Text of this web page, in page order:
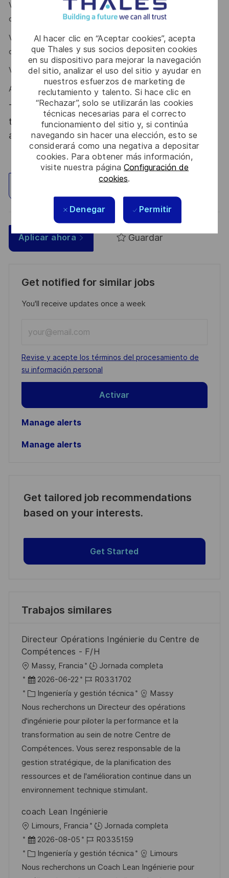
Al hacer clic en “Aceptar cookies”, acepta
que Thales y sus socios depositen cookies
en su dispositivo para mejorar la navegación
del sitio, analizar el uso del sitio y ayudar en
nuestros esfuerzos de marketing de
reclutamiento y talento. Si hace clic en
“Rechazar”, solo se utilizarán las cookies
técnicas necesarias para el correcto
funcionamiento del sitio y, si continúa
navegando sin hacer una elección, esto se
considerará como una negativa a depositar
cookies. Para obtener más información,
visite nuestra páginaConfiguración de
cookies.
Denegar Permitir
Vous avez une bonne capacité de prise de recul et savez
challenger les situations ?
Vous êtes convaincant et persuasif, enthousiaste et
dynamique ?
Vous avez l'esprit d'équipe et aimez le travail collaboratif ?
Alors ce poste est fait pour vous !
Thales, entreprise Handi-Engagée, reconnait
tous les talents. La diversité est notre meilleur
atout. Postulez et rejoignez nous !
Aplicar ahora Guardar
Get notified for similar jobs
You'll receive updates once a week
Email
address
(Required)
Required
Revise y acepte los términos del procesamiento de
su información personal
Activar
Manage alerts
Manage alerts
Get tailored job recommendations
based on your interests.
Get Started
Trabajos similares
Directeur Opérations Ingénierie du Centre de
Compétences - F/H
U
b
c
a
c
i
ó
n
Massy, Francia
Jornada completa
F
e
c
h
a
d
e
p
u
l
i
c
a
c
2026-06-22
I
D
d
e
e
m
p
l
e
R0331702
C
a
t
e
g
o
r
í
Ingeniería y gestión técnica
Massy
Nous recherchons un Directeur des opérations
d'ingénierie pour piloter la performance et la
transformation au sein de notre Centre de
Compétences. Vous serez responsable de la
gestion stratégique, de la planification des
ressources et de l'amélioration continue dans un
environnement technique stimulant.
coach Lean Ingénierie
U
b
c
Limours, Francia
Jornada completa
F
e
c
2026-08-05
I
D
d
R0335159
C
a
Ingeniería y gestión técnica
Limours
Nous recherchons un Coach Lean Ingénierie pour